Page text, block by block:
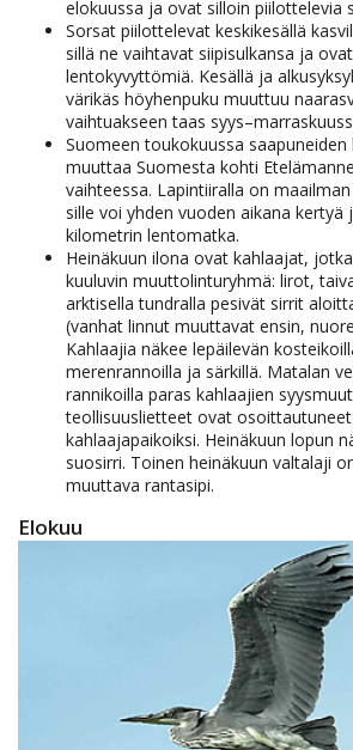
elokuussa ja ovat silloin piilottelevia
Sorsat piilottelevat keskikesällä
sillä ne vaihtavat siipisulkansa ja
lentokyvyttömiä. Kesällä ja
värikäs höyhenpuku muuttuu
vaihtuakseen taas
Suomeen toukokuussa
muuttaa Suomesta kohti
vaihteessa. Lapintiiralla on
sille voi yhden vuoden aikana kertyä
kilometrin lentomatka.
Heinäkuun ilona ovat kahlaajat,
kuuluvin muuttolinturyhmä: lirot,
arktisella tundralla pesivät sirrit
(vanhat linnut muuttavat ensin,
Kahlaajia näkee lepäilevän
merenrannoilla ja särkillä. Matalan
rannikoilla paras kahlaajien
teollisuuslietteet ovat osoittautuneet
kahlaajapaikoiksi. Heinäkuun lopun
suosirri. Toinen heinäkuun valtalaji
muuttava rantasipi.
Elokuu